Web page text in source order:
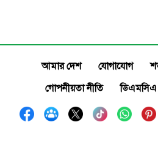
আমার দেশ যোগাযোগ
গোপনীয়তা নীতি
ডিএমসিএ